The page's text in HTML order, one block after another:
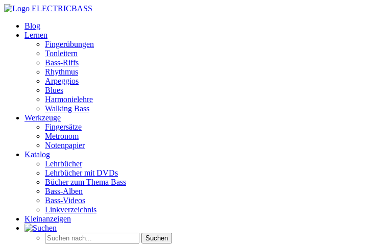
ELECTRICBASS
Blog
Lernen
Fingerübungen
Tonleitern
Bass-Riffs
Rhythmus
Arpeggios
Blues
Harmonielehre
Walking Bass
Werkzeuge
Fingersätze
Metronom
Notenpapier
Katalog
Lehrbücher
Lehrbücher mit DVDs
Bücher zum Thema Bass
Bass-Alben
Bass-Videos
Linkverzeichnis
Kleinanzeigen